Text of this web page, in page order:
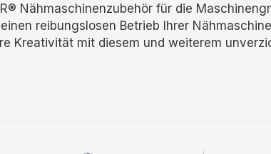
Nähmaschinenzubehör für die
reibungslosen Betrieb Ihrer
Kreativität mit diesem und weiterem